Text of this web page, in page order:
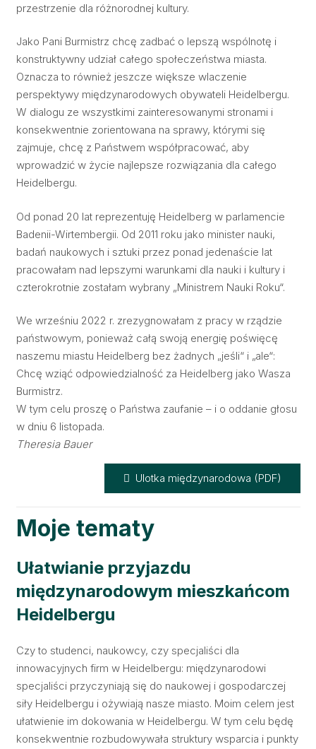
przestrzenie dla różnorodnej kultury.
Jako Pani Burmistrz chcę zadbać o lepszą wspólnotę i
konstruktywny udział całego społeczeństwa miasta.
Oznacza to również jeszcze większe wlaczenie
perspektywy międzynarodowych obywateli Heidelbergu.
W dialogu ze wszystkimi zainteresowanymi stronami i
konsekwentnie zorientowana na sprawy, którymi się
zajmuje, chcę z Państwem współpracować, aby
wprowadzić w życie najlepsze rozwiązania dla całego
Heidelbergu.
Od ponad 20 lat reprezentuję Heidelberg w parlamencie
Badenii-Wirtembergii. Od 2011 roku jako minister nauki,
badań naukowych i sztuki przez ponad jedenaście lat
pracowałam nad lepszymi warunkami dla nauki i kultury i
czterokrotnie zostałam wybrany „Ministrem Nauki Roku“.
We wrześniu 2022 r. zrezygnowałam z pracy w rządzie
państwowym, ponieważ całą swoją energię poświęcę
naszemu miastu Heidelberg bez żadnych „jeśli“ i „ale“:
Chcę wziąć odpowiedzialność za Heidelberg jako Wasza
Burmistrz.
W tym celu proszę o Państwa zaufanie – i o oddanie głosu
w dniu 6 listopada.
Theresia Bauer
Ulotka międzynarodowa (PDF)
Moje tematy
Ułatwianie przyjazdu
międzynarodowym mieszkańcom
Heidelbergu
Czy to studenci, naukowcy, czy specjaliści dla
innowacyjnych firm w Heidelbergu: międzynarodowi
specjaliści przyczyniają się do naukowej i gospodarczej
siły Heidelbergu i ożywiają nasze miasto. Moim celem jest
ułatwienie im dokowania w Heidelbergu. W tym celu będę
konsekwentnie rozbudowywała struktury wsparcia i punkty